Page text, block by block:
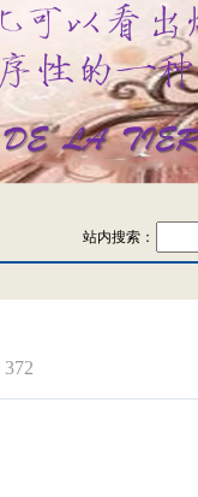
站内搜索：
372